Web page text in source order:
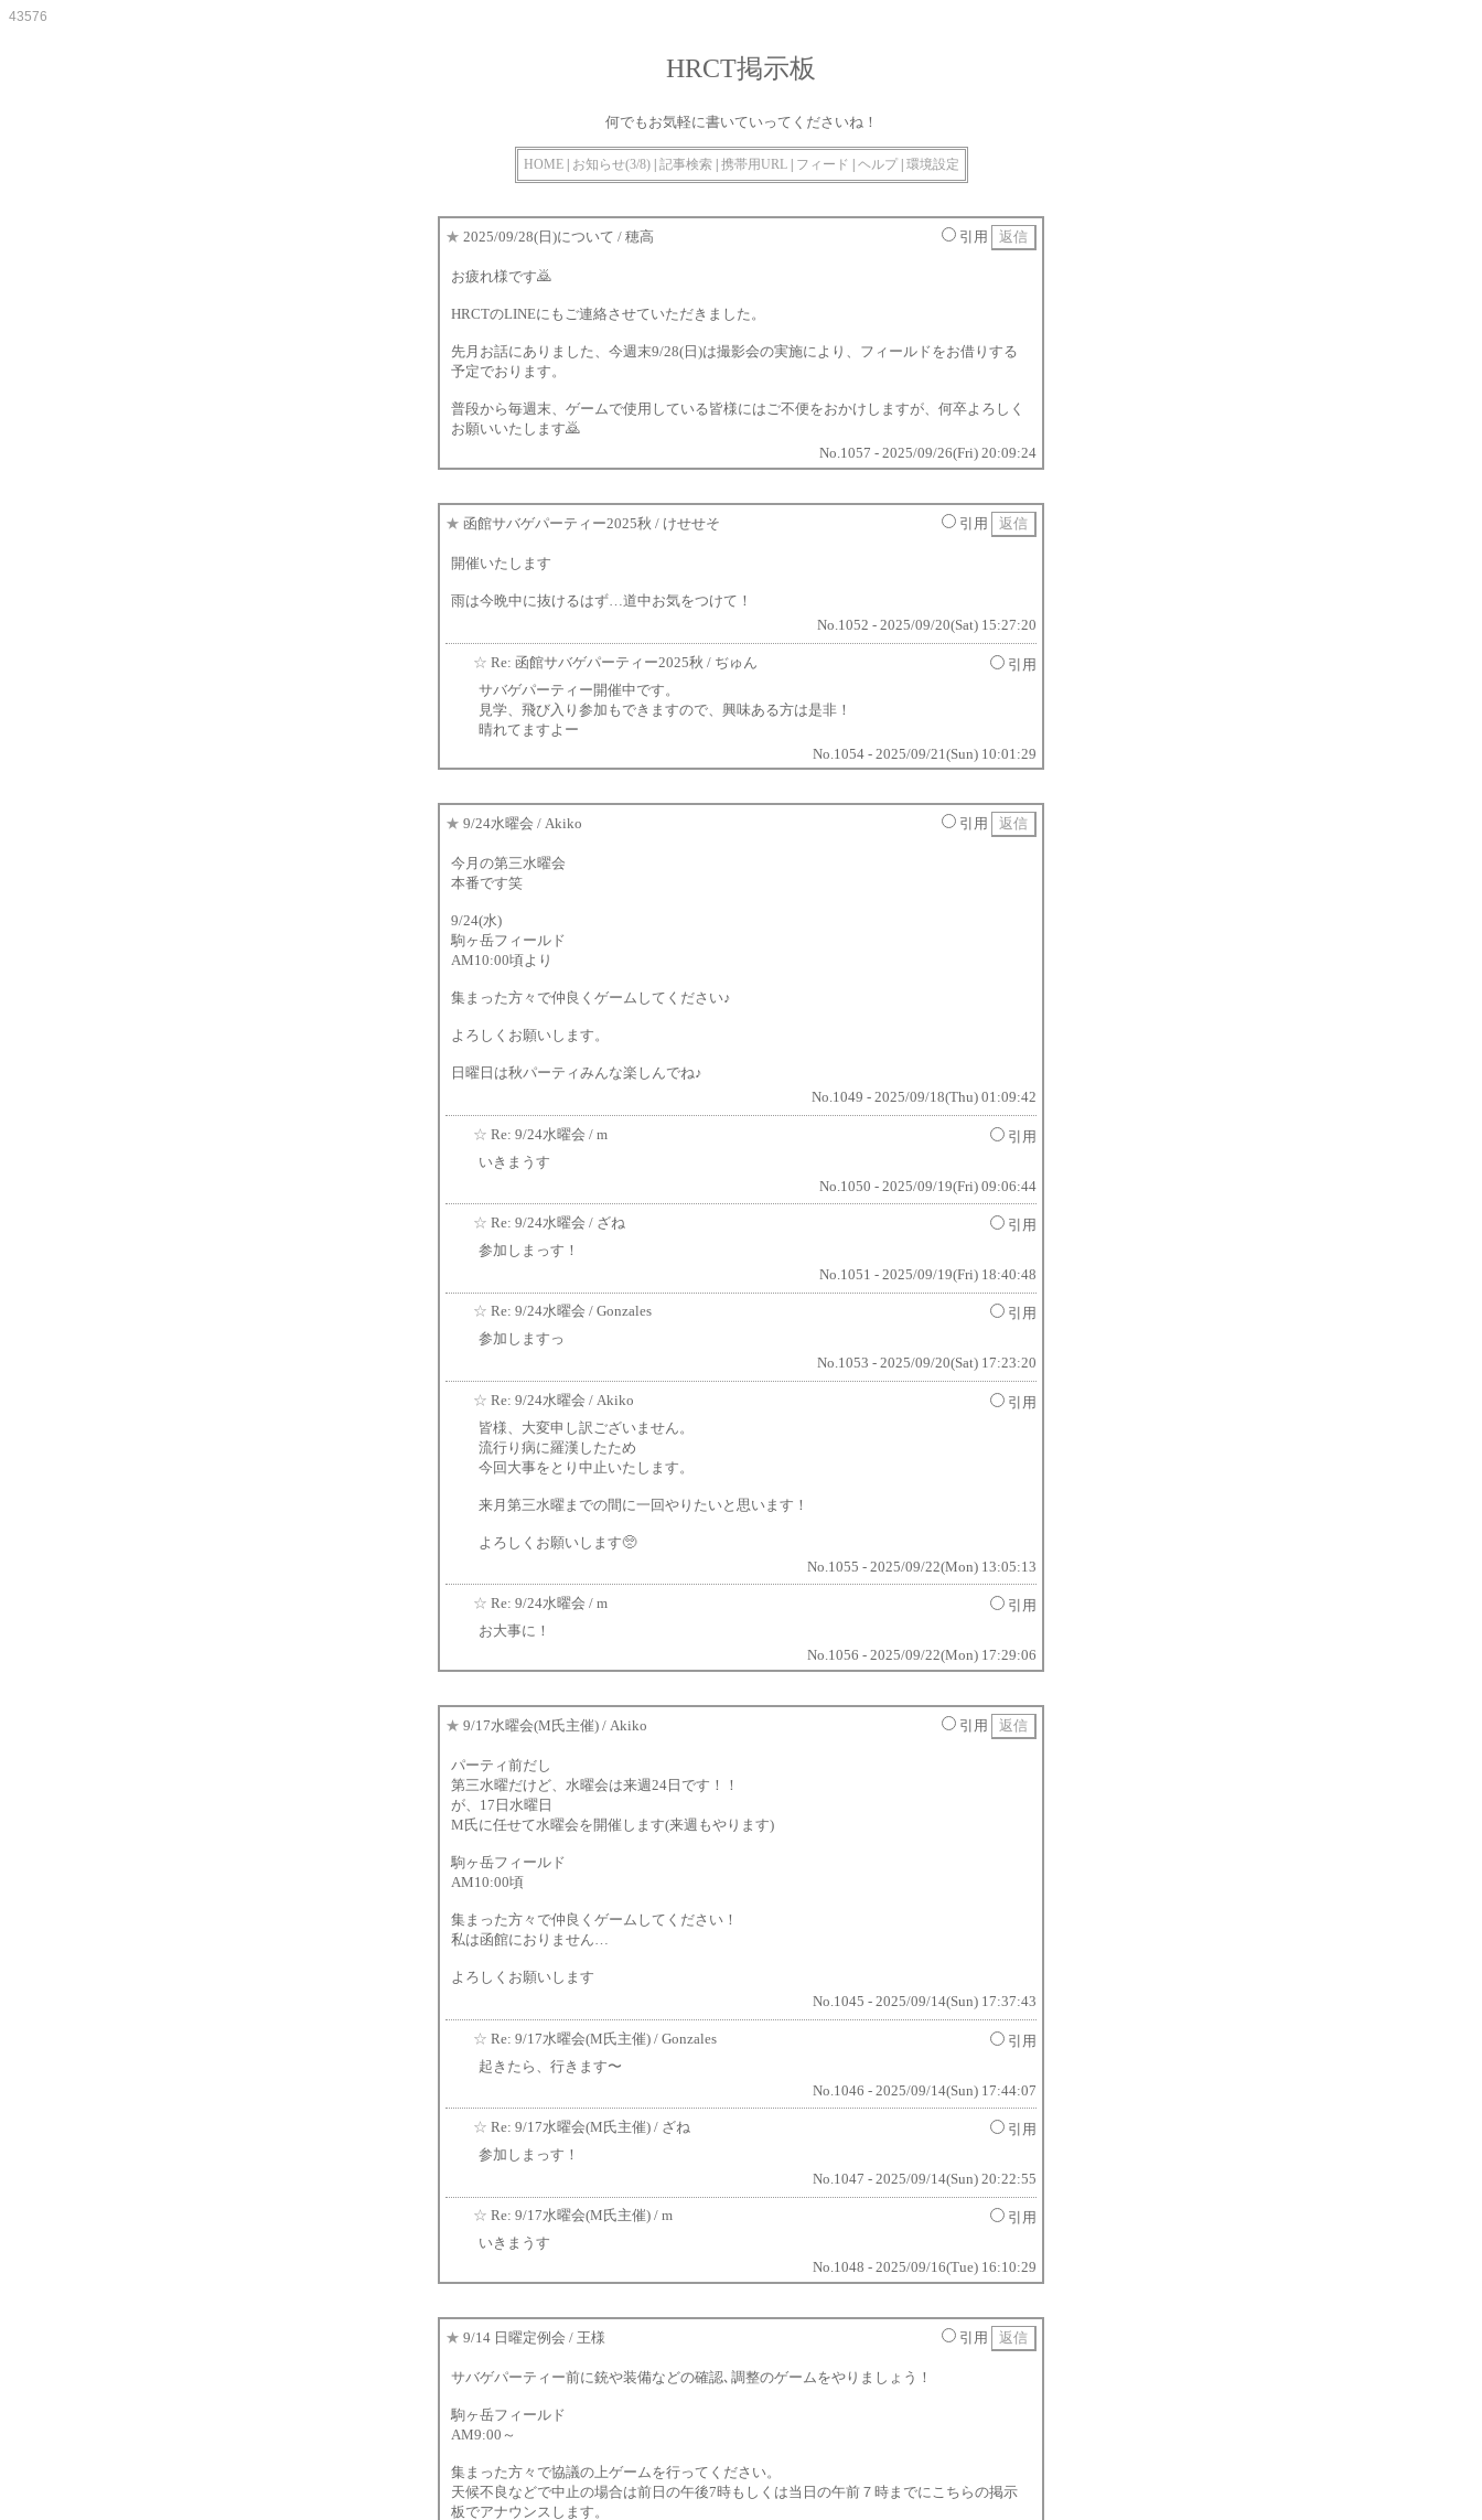
43576
HRCT掲示板
何でもお気軽に書いていってくださいね！
HOME| お知らせ(3/8)| 記事検索| 携帯用URL| フィード ヘルプ| 環境設定
★ 2025/09/28(日)について / 穂高 引用
お疲れ様です🙇
HRCTのLINEにもご連絡させていただきました。
先月お話にありました、今週末9/28(日)は撮影会の実施により、フィールドをお借りする
予定でおります。
普段から毎週末、ゲームで使用している皆様にはご不便をおかけしますが、何卒よろしく
お願いいたします🙇
No.1057 - 2025/09/26(Fri) 20:09:24
★ 函館サバゲパーティー2025秋 / けせせそ 引用
開催いたします
雨は今晩中に抜けるはず…道中お気をつけて！
No.1052 - 2025/09/20(Sat) 15:27:20
☆ Re: 函館サバゲパーティー2025秋 / ぢゅん
引用
サバゲパーティー開催中です。
見学、飛び入り参加もできますので、興味ある方は是非！
晴れてますよー
No.1054 - 2025/09/21(Sun) 10:01:29
★ 9/24水曜会 / Akiko 引用
今月の第三水曜会
本番です笑
9/24(水)
駒ヶ岳フィールド
AM10:00頃より
集まった方々で仲良くゲームしてください♪
よろしくお願いします。
日曜日は秋パーティみんな楽しんでね♪
No.1049 - 2025/09/18(Thu) 01:09:42
☆ Re: 9/24水曜会 / m
引用
いきまうす
No.1050 - 2025/09/19(Fri) 09:06:44
☆ Re: 9/24水曜会 / ざね
引用
参加しまっす！
No.1051 - 2025/09/19(Fri) 18:40:48
☆ Re: 9/24水曜会 / Gonzales
引用
参加しますっ
No.1053 - 2025/09/20(Sat) 17:23:20
☆ Re: 9/24水曜会 / Akiko
引用
皆様、大変申し訳ございません。
流行り病に羅漢したため
今回大事をとり中止いたします。
来月第三水曜までの間に一回やりたいと思います！
よろしくお願いします🥺
No.1055 - 2025/09/22(Mon) 13:05:13
☆ Re: 9/24水曜会 / m
引用
お大事に！
No.1056 - 2025/09/22(Mon) 17:29:06
★ 9/17水曜会(M氏主催) / Akiko 引用
パーティ前だし
第三水曜だけど、水曜会は来週24日です！！
が、17日水曜日
M氏に任せて水曜会を開催します(来週もやります)
駒ヶ岳フィールド
AM10:00頃
集まった方々で仲良くゲームしてください！
私は函館におりません…
よろしくお願いします
No.1045 - 2025/09/14(Sun) 17:37:43
☆ Re: 9/17水曜会(M氏主催) / Gonzales
引用
起きたら、行きます〜
No.1046 - 2025/09/14(Sun) 17:44:07
☆ Re: 9/17水曜会(M氏主催) / ざね
引用
参加しまっす！
No.1047 - 2025/09/14(Sun) 20:22:55
☆ Re: 9/17水曜会(M氏主催) / m
引用
いきまうす
No.1048 - 2025/09/16(Tue) 16:10:29
★ 9/14 日曜定例会 / 王様 引用
サバゲパーティー前に銃や装備などの確認､調整のゲームをやりましょう！
駒ヶ岳フィールド
AM9:00～
集まった方々で協議の上ゲームを行ってください。
天候不良などで中止の場合は前日の午後7時もしくは当日の午前７時までにこちらの掲示
板でアナウンスします。